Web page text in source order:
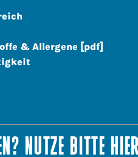
& Allergene [pdf]
NUTZE BITTE